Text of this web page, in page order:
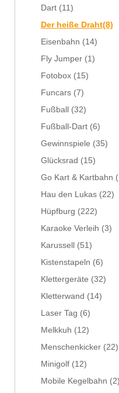
Dart (11)
Der heiße Draht(8)
Eisenbahn (14)
Fly Jumper (1)
Fotobox (15)
Funcars (7)
Fußball
(32)
Fußball-Dart (6)
Gewinnspiele (35)
Glücksrad (15)
Go Kart & Kartbahn
Hau den Lukas (22)
Hüpfburg (222)
Karaoke Verleih (3)
Karussell
(51)
Kistenstapeln (6)
Klettergeräte (32)
Kletterwand (14)
Laser Tag (6)
Melkkuh (12)
Menschenkicker (22)
Minigolf (12)
Mobile Kegelbahn (2)